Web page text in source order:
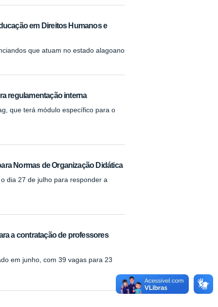
em Direitos Humanos e
que atuam no estado alagoano
regulamentação interna
que terá módulo específico para o
Normas de Organização Didática
dia 27 de julho para responder a
a contratação de professores
em junho, com 39 vagas para 23